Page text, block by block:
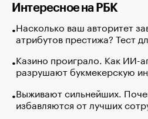
Интересное на РБК
Насколько ваш авторитет
атрибутов престижа? Тест
Казино проиграло. Как ИИ-
разрушают букмекерскую
Выживают сильнейших.
избавляются от лучших